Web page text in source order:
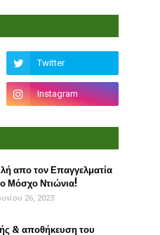
απο τον Επαγγελματία
Μόσχο Ντιώνια!
26, 2023
& αποθήκευση του